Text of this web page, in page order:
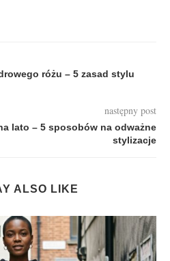
różu – 5 zasad stylu
następny post
lato – 5 sposobów na odważne
stylizacje
ALSO LIKE